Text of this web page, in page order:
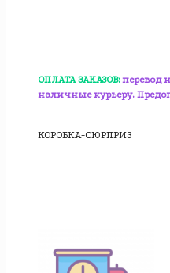
ОПЛАТА ЗАКАЗОВ: перевод
наличные курьеру.
КОРОБКА-СЮРПРИЗ